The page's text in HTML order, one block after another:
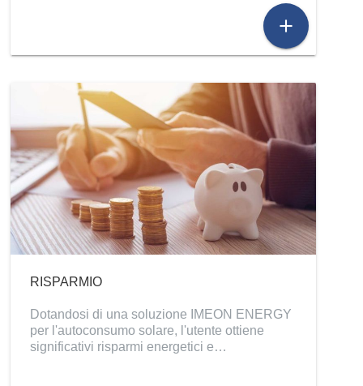
add
RISPARMIO
Dotandosi di una soluzione IMEON ENERGY
per l'autoconsumo solare, l'utente ottiene
significativi risparmi energetici e…